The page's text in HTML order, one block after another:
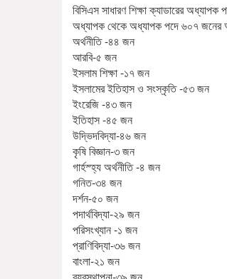
বিসিএস সাধারণ শিক্ষা ক্যাডারের
অধ্যাপক থেকে অধ্যাপক পদে ৬০৭ জনের
অর্থনীতি -৪৪ জন
আরবি-৫ জন
ইসলাম শিক্ষা -১৭ জন
ইসলামের ইতিহাস ও সংস্কৃতি -৫৩ জন
ইংরেজি -৪৩ জন
ইতিহাস -৪৫ জন
উদ্ভিদবিদ্যা-৪৬ জন
কৃষি বিজ্ঞান-৩ জন
গার্হস্হ্য অর্থনীতি -৪ জন
গনিত-৩৪ জন
দর্শন-৫০ জন
পদার্থবিদ্যা-২৯ জন
পরিসংখ্যান -১ জন
প্রাণিবিদ্যা-৩৬ জন
বাংলা-২১ জন